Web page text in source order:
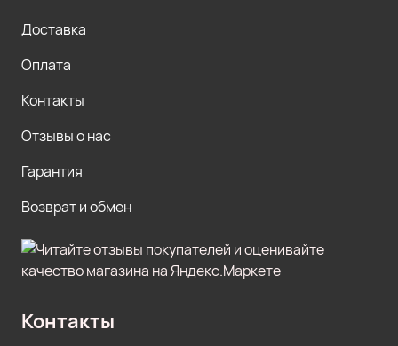
Доставка
Оплата
Контакты
Отзывы о нас
Гарантия
Возврат и обмен
Контакты